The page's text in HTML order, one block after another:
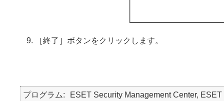
［終了］ボタンをクリックします。
プログラム ESET Security Management Center,